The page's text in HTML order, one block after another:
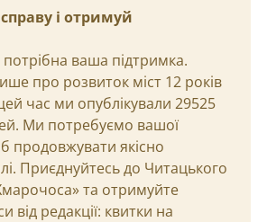
і отримуй
ваша підтримка.
про розвиток міст 12 років
час ми опублікували 29525
Ми потребуємо вашої
продовжувати якісно
Приєднуйтесь до Читацького
та отримуйте
від редакції: квитки на